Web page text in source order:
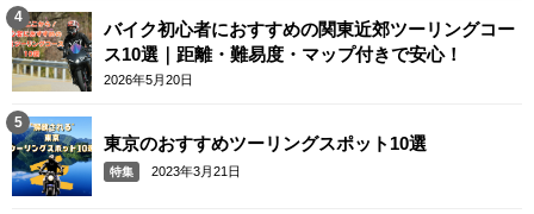
バイク初心者におすすめの関東近郊ツーリングコー
ス10選｜距離・難易度・マップ付きで安心！
2026年5月20日
東京のおすすめツーリングスポット10選
特集 2023年3月21日